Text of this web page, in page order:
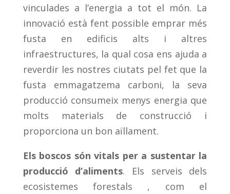
vinculades a l’energia a tot el món. La
innovació està fent possible emprar més
fusta en edificis alts i altres
infraestructures, la qual cosa ens ajuda a
reverdir les nostres ciutats pel fet que la
fusta emmagatzema carboni, la seva
producció consumeix menys energia que
molts materials de construcció i
proporciona un bon aïllament.
Els boscos són vitals per a sustentar la
producció d’aliments. Els serveis dels
ecosistemes forestals , com el